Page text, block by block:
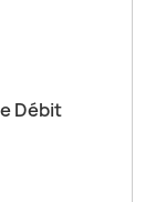
Débit